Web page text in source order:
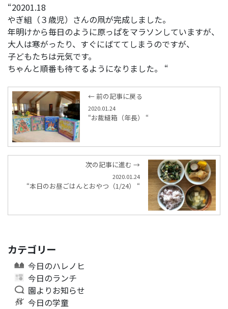
“20201.18
やぎ組（３歳児）さんの凧が完成しました。
年明けから毎日のように原っぱをマラソンしていますが、
大人は寒がったり、すぐにばててしまうのですが、
子どもたちは元気です。
ちゃんと順番も待てるようになりました。 “
← 前の記事に戻る
2020.01.24
“お裁縫箱（年長） “
次の記事に進む →
2020.01.24
“本日のお昼ごはんとおやつ（1/24） “
カテゴリー
今日のハレノヒ
今日のランチ
園よりお知らせ
今日の学童